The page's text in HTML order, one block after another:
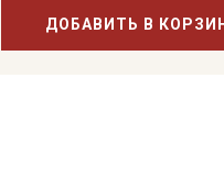
ДОБАВИТЬ В